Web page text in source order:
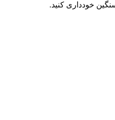
خودداری کنید.